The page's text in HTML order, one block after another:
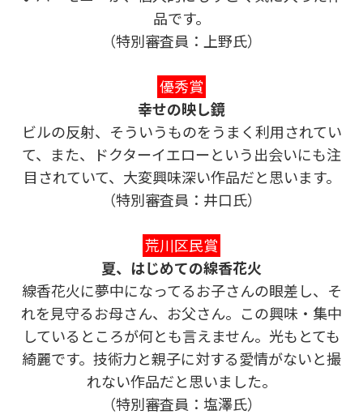
品です。
（特別審査員：上野氏）
優秀賞
幸せの映し鏡
ビルの反射、そういうものをうまく利用されてい
て、また、ドクターイエローという出会いにも注
目されていて、大変興味深い作品だと思います。
（特別審査員：井口氏）
荒川区民賞
夏、はじめての線香花火
線香花火に夢中になってるお子さんの眼差し、そ
れを見守るお母さん、お父さん。この興味・集中
しているところが何とも言えません。光もとても
綺麗です。技術力と親子に対する愛情がないと撮
れない作品だと思いました。
（特別審査員：塩澤氏）